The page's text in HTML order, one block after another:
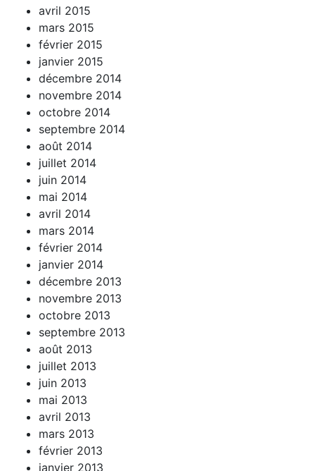
avril 2015
mars 2015
février 2015
janvier 2015
décembre 2014
novembre 2014
octobre 2014
septembre 2014
août 2014
juillet 2014
juin 2014
mai 2014
avril 2014
mars 2014
février 2014
janvier 2014
décembre 2013
novembre 2013
octobre 2013
septembre 2013
août 2013
juillet 2013
juin 2013
mai 2013
avril 2013
mars 2013
février 2013
janvier 2013